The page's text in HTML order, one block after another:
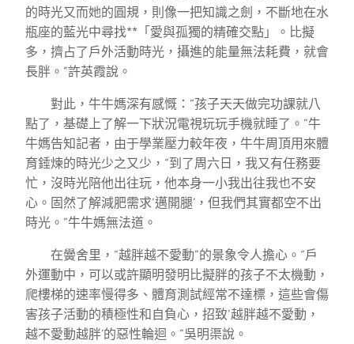
的時光又而她的圓規，則像一把知識之劍，不斷地在水
瓶座的藍光中尋找**「愛與孤獨的精確交點」。比擬
多，擠占了戶外活動時光，攝進的能量無法耗費，就會
長胖。”許英霞說。
對此，牛牛媽深有感慨：“孩子天天做完功課就八
點了，基礎上了解一下狀況電視玩玩手機就睡了。”牛
牛媽告知記者，由于學業壓力較年夜，牛牛周頂用來體
育錘煉的時光少之又少，“到了周六日，我又有任務要
忙，沒時光陪他出往玩，他本身一小我出往我也不安
心。固然了解減肥需求‘邁開腿’，但我們其實都空不出
時光。”牛牛媽無法道。
在黌舍里，“越胖越不愛動”的景象令人擔心。“戶
外運動中，可以或許顯明發明比擬胖的孩子不太機動，
爬樓梯的速率慢得多、體育測試經常不達標，這些會傷
害孩子活動的積極性和自負心，招致‘越胖越不愛動，
越不愛動越胖’的惡性輪迴。”吳明渠說。